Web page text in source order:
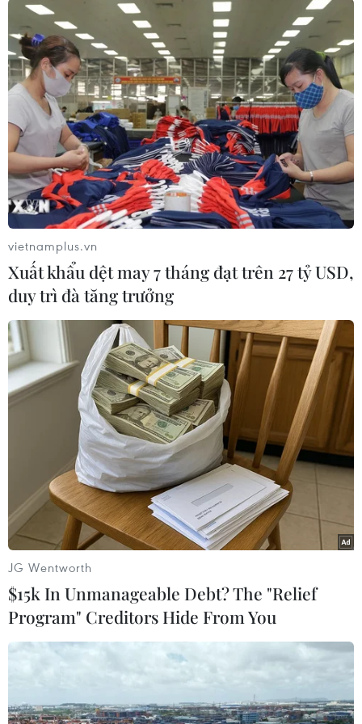
để chuẩn bị cho trận giao hữu cuối cùng vào
ngày 6/6 trước khi bước vào hành trình tại ngày
hội bóng đá lớn nhất hành tinh./.
World Cup 2026: FIFA ghi
bàn trên WhatsApp
Việc WhatsApp tham gia quảng
bá World Cup cho thấy FIFA đang
đẩy mạnh chiến lược tiếp cận thế
hệ người hâm mộ trẻ thông qua
các nền tảng công nghệ.
(TTXVN/Vietnam+)
#Liên đoàn bóng đá Đức DFB
vietnamplus.vn
Xuất khẩu dệt may 7 tháng đạt trên 27 tỷ USD,
duy trì đà tăng trưởng
JG Wentworth
$15k In Unmanageable Debt? The "Relief
Program" Creditors Hide From You